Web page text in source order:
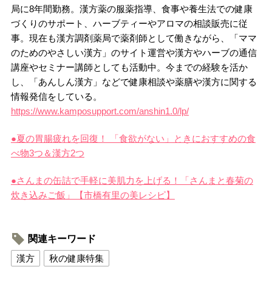
局に8年間勤務。漢方薬の服薬指導、食事や養生法での健康
づくりのサポート、ハーブティーやアロマの相談販売に従
事。現在も漢方調剤薬局で薬剤師として働きながら、「ママ
のためのやさしい漢方」のサイト運営や漢方やハーブの通信
講座やセミナー講師としても活動中。今までの経験を活か
し、「あんしん漢方」などで健康相談や薬膳や漢方に関する
情報発信をしている。
https://www.kamposupport.com/anshin1.0/lp/
●夏の胃腸疲れを回復！ 「食欲がない」ときにおすすめの食
べ物3つ＆漢方2つ
●さんまの缶詰で手軽に美肌力を上げる！「さんまと春菊の
炊き込みご飯」【市橋有里の美レシピ】
関連キーワード
漢方
秋の健康特集